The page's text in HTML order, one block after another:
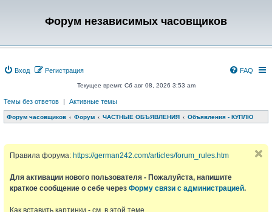
Форум независимых часовщиков
Вход Регистрация FAQ
Текущее время: Сб авг 08, 2026 3:53 am
Темы без ответов | Активные темы
Форум часовщиков Форум ЧАСТНЫЕ ОБЪЯВЛЕНИЯ Объявления - КУПЛЮ
Правила форума: https://german242.com/articles/forum_rules.htm
Для активации нового пользователя - Пожалуйста, напишите
краткое сообщение о себе через Форму связи с администрацией.
Как вставить картинки - см. в этой теме